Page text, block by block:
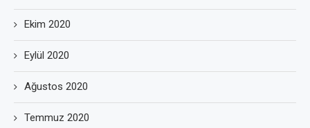
Ekim 2020
Eylül 2020
Ağustos 2020
Temmuz 2020